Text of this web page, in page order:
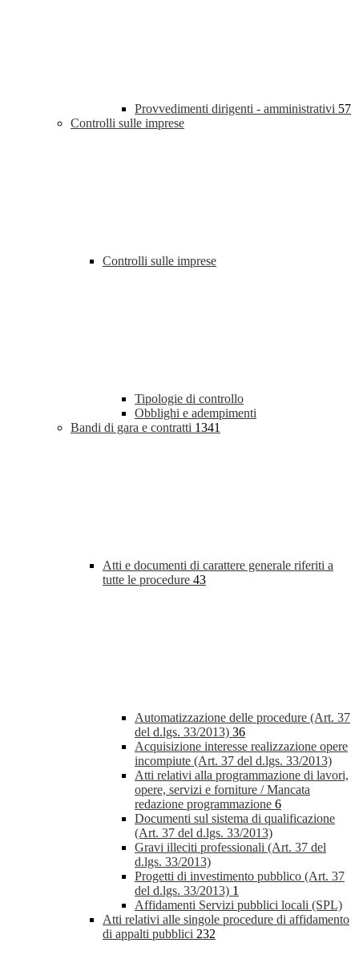
Provvedimenti dirigenti - amministrativi 57
Controlli sulle imprese
Controlli sulle imprese
Tipologie di controllo
Obblighi e adempimenti
Bandi di gara e contratti 1341
Atti e documenti di carattere generale riferiti a
tutte le procedure 43
Automatizzazione delle procedure (Art. 37
del d.lgs. 33/2013) 36
Acquisizione interesse realizzazione opere
incompiute (Art. 37 del d.lgs. 33/2013)
Atti relativi alla programmazione di lavori,
opere, servizi e forniture / Mancata
redazione programmazione 6
Documenti sul sistema di qualificazione
(Art. 37 del d.lgs. 33/2013)
Gravi illeciti professionali (Art. 37 del
d.lgs. 33/2013)
Progetti di investimento pubblico (Art. 37
del d.lgs. 33/2013) 1
Affidamenti Servizi pubblici locali (SPL)
Atti relativi alle singole procedure di affidamento
di appalti pubblici 232